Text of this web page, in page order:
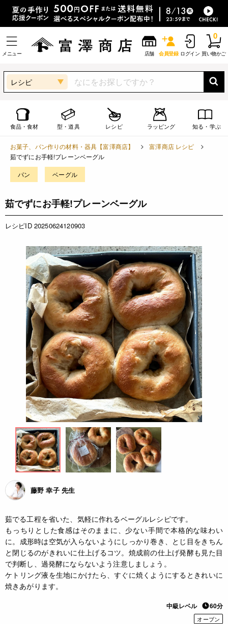
メニュー 店舗 会員登録 ログイン 買い物かご
0
レシピ
食品・食材 型・道具 レシピ ラッピング 知る・学ぶ
お菓子、パン作りの材料・器具【富澤商店】
富澤商店 レシピ
茹でずにお手軽!プレーンベーグル
パン ベーグル
茹でずにお手軽!プレーンベーグル
レシピID 20250624120903
藤野 幸子 先生
茹でる工程を省いた、気軽に作れるベーグルレシピです。
もっちりとした食感はそのままに、少ない手間で本格的な味わい
に。成形時は空気が入らないようにしっかり巻き、とじ目をきちん
と閉じるのがきれいに仕上げるコツ。焼成前の仕上げ発酵も見た目
で判断し、過発酵にならないよう注意しましょう。
ケトリング液を生地にかけたら、すぐに焼くようにするときれいに
焼きあがります。
中級レベル 60分
オーブン